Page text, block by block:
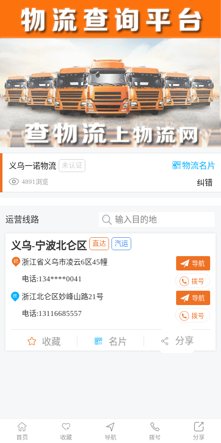
义乌一诺物流 未认证
4891浏览
物流名片
纠错
运营线路 输入目的地
义乌-宁波北仑区 直达 汽运
浙江省义乌市凌云6区45幢 导航
电话:134****0041 拨号
浙江北仑区妙峰山路21号 导航
电话:13116685557 拨号
收藏 名片 分享
首页 收藏 导航 拨号 分享